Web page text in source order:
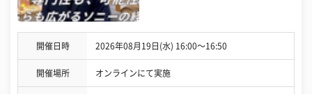
開催日時 2026年08月19日(水) 16:00〜16:50
開催場所 オンラインにて実施